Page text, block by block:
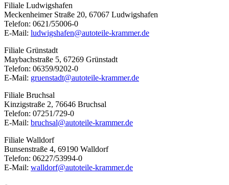
Filiale Ludwigshafen
Meckenheimer Straße 20, 67067 Ludwigshafen
Telefon: 0621/55006-0
E-Mail: ludwigshafen@autoteile-krammer.de
Filiale Grünstadt
Maybachstraße 5, 67269 Grünstadt
Telefon: 06359/9202-0
E-Mail: gruenstadt@autoteile-krammer.de
Filiale Bruchsal
Kinzigstraße 2, 76646 Bruchsal
Telefon: 07251/729-0
E-Mail: bruchsal@autoteile-krammer.de
Filiale Walldorf
Bunsenstraße 4, 69190 Walldorf
Telefon: 06227/53994-0
E-Mail: walldorf@autoteile-krammer.de